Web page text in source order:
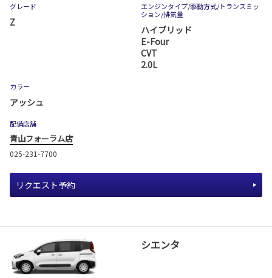
グレード
Z
エンジンタイプ/駆動方式/トランスミッ
ション/排気量
ハイブリッド
E-Four
CVT
2.0L
カラー
アッシュ
配備店舗
青山フォーラム店
025-231-7700
リクエスト予約
シエンタ